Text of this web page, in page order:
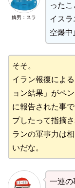
嫡男：スラ
ったこ
イス
空爆中
そそ。
イラン報復によ
ョン結果」がペ
に報告された事
プしたって指摘
ランの軍事力は
いだな。
一連の